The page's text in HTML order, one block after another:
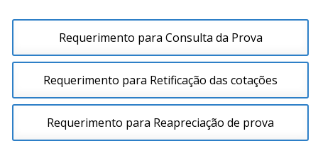
Requerimento para Consulta da Prova
Requerimento para Retificação das cotações
Requerimento para Reapreciação de prova